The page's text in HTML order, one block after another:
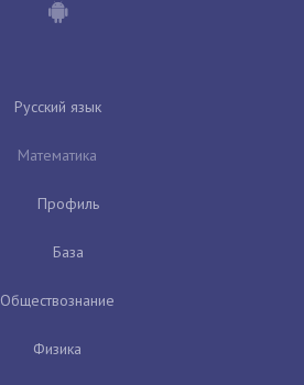
Русский язык
Математика
Профиль
База
Обществознание
Физика